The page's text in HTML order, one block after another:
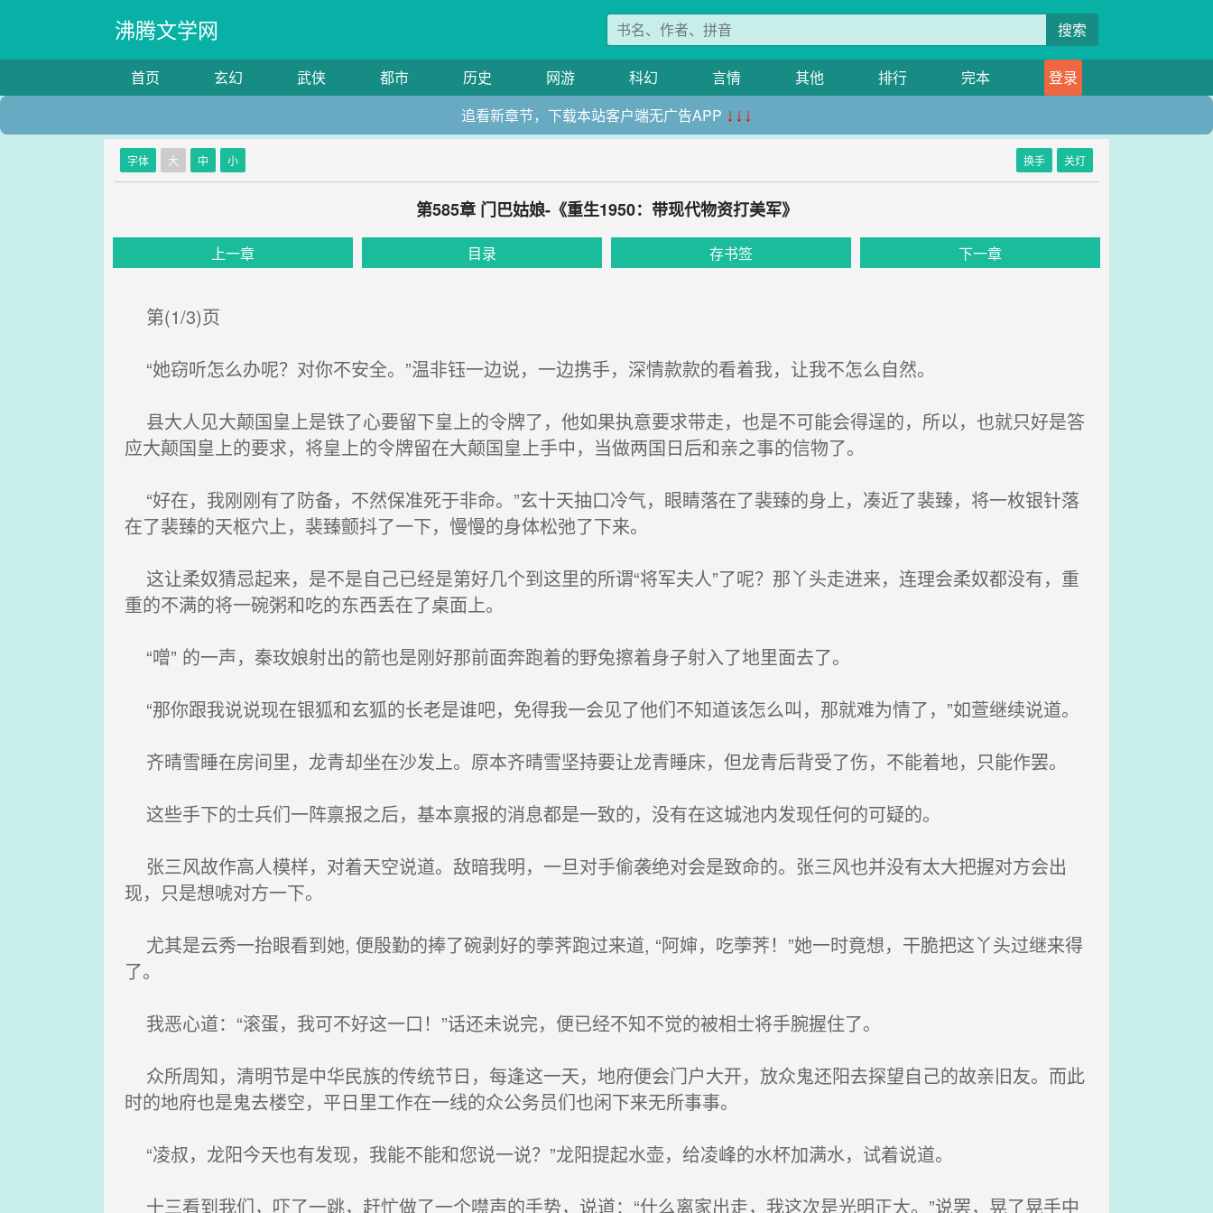
沸腾文学网 搜索
首页 玄幻 武侠 都市 历史 网游 科幻 言情 其他 排行 完本
登录
追看新章节，下载本站客户端无广告APP ↓↓↓
字体 大 中 小 换手 关灯
第585章 门巴姑娘-《重生1950：带现代物资打美军》
上一章 目录 存书签 下一章
第(1/3)页
“她窃听怎么办呢？对你不安全。”温非钰一边说，一边携手，深情款款的看着我，让我不怎么自然。
县大人见大颠国皇上是铁了心要留下皇上的令牌了，他如果执意要求带走，也是不可能会得逞的，所以，也就只好是答
应大颠国皇上的要求，将皇上的令牌留在大颠国皇上手中，当做两国日后和亲之事的信物了。
“好在，我刚刚有了防备，不然保准死于非命。”玄十天抽口冷气，眼睛落在了裴臻的身上，凑近了裴臻，将一枚银针落
在了裴臻的天枢穴上，裴臻颤抖了一下，慢慢的身体松弛了下来。
这让柔奴猜忌起来，是不是自己已经是第好几个到这里的所谓“将军夫人”了呢？那丫头走进来，连理会柔奴都没有，重
重的不满的将一碗粥和吃的东西丢在了桌面上。
“噌” 的一声，秦玫娘射出的箭也是刚好那前面奔跑着的野兔擦着身子射入了地里面去了。
“那你跟我说说现在银狐和玄狐的长老是谁吧，免得我一会见了他们不知道该怎么叫，那就难为情了，”如萱继续说道。
齐晴雪睡在房间里，龙青却坐在沙发上。原本齐晴雪坚持要让龙青睡床，但龙青后背受了伤，不能着地，只能作罢。
这些手下的士兵们一阵禀报之后，基本禀报的消息都是一致的，没有在这城池内发现任何的可疑的。
张三风故作高人模样，对着天空说道。敌暗我明，一旦对手偷袭绝对会是致命的。张三风也并没有太大把握对方会出
现，只是想唬对方一下。
尤其是云秀一抬眼看到她, 便殷勤的捧了碗剥好的荸荠跑过来道, “阿婶，吃荸荠！”她一时竟想，干脆把这丫头过继来得
了。
我恶心道：“滚蛋，我可不好这一口！”话还未说完，便已经不知不觉的被相士将手腕握住了。
众所周知，清明节是中华民族的传统节日，每逢这一天，地府便会门户大开，放众鬼还阳去探望自己的故亲旧友。而此
时的地府也是鬼去楼空，平日里工作在一线的众公务员们也闲下来无所事事。
“凌叔，龙阳今天也有发现，我能不能和您说一说？”龙阳提起水壶，给凌峰的水杯加满水，试着说道。
十三看到我们，吓了一跳，赶忙做了一个噤声的手势，说道：“什么离家出走，我这次是光明正大。”说罢，晃了晃手中